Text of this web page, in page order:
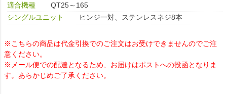
適合機種
QT25～165
シングルユニット
ヒンジ一対、ステンレスネジ8本
※こちらの商品は代金引換でのご注文はお受けできませんのでご注
意ください。
※メール便での配達となるため、お届けはポストへの投函となりま
す。あらかじめご了承ください。